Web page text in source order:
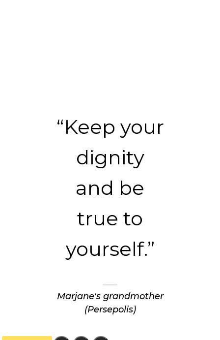
“Keep your
dignity
and be
true to
yourself.”
Marjane's grandmother
(Persepolis)